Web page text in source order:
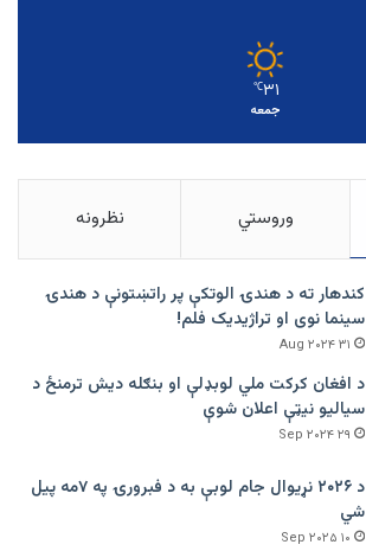
۳۱℃
جمعه
وروستي نظرونه
کندهار ته د هندۍ الوتکې پر راتښتونې د هندۍ
سینما نوی او تراژيديک فلم!
۳۱ Aug ۲۰۲۴
د افغان کرکت ملي لوبډلې او بنګله دیش ترمنځ د
سیالیو نیټې اعلان شوې
۲۹ Sep ۲۰۲۴
د ۲۰۲۶ نړیوال جام لوبې به د فبرورۍ په ۷مه پیل
شي
۱۰ Sep ۲۰۲۵